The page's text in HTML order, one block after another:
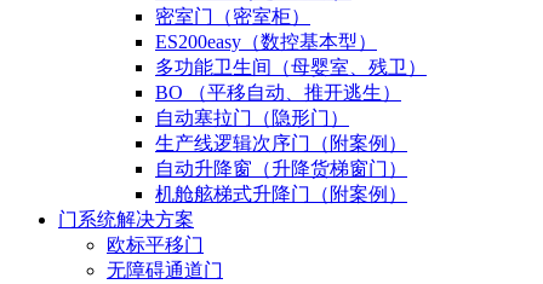
密室门（密室柜）
ES200easy（数控基本型）
多功能卫生间（母婴室、残卫）
BO （平移自动、推开逃生）
自动塞拉门（隐形门）
生产线逻辑次序门（附案例）
自动升降窗（升降货梯窗门）
机舱舷梯式升降门（附案例）
门系统解决方案
欧标平移门
无障碍通道门